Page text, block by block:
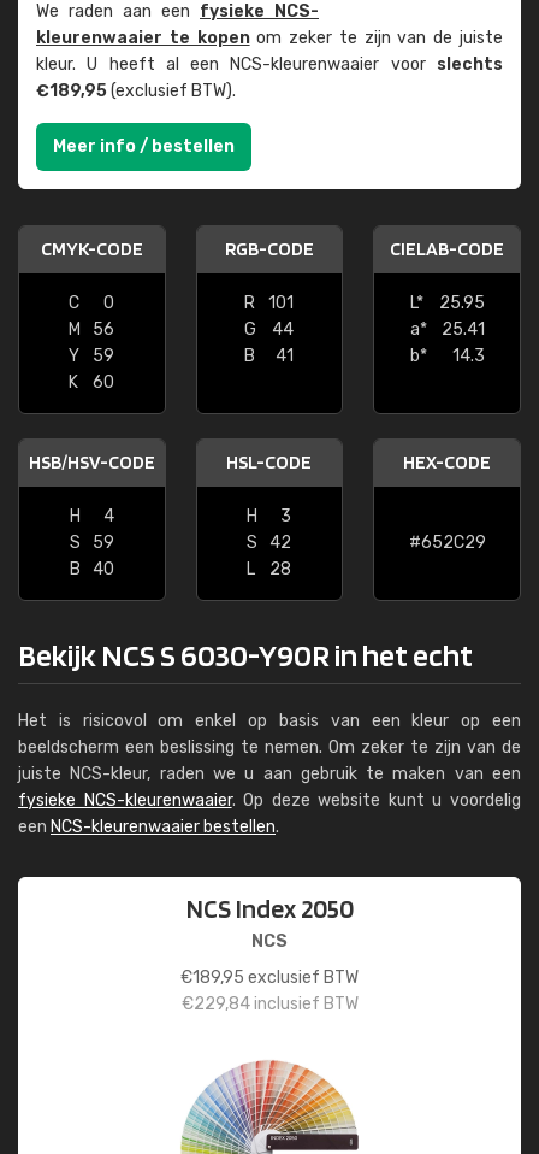
We raden aan een fysieke NCS-
kleuren­waaier te kopenom zeker te zijn van de juiste
kleur. U heeft al een NCS-kleuren­waaier voor slechts
€189,95(exclusief BTW).
Meer info / bestellen
CMYK-CODE
C
0
M
56
Y
59
K
60
RGB-CODE
R
101
G
44
B
41
CIELAB-CODE
L*
25.95
a*
25.41
b*
14.3
HSB/HSV-CODE
H
4
S
59
B
40
HSL-CODE
H
3
S
42
L
28
HEX-CODE
#652C29
Bekijk NCS S 6030-Y90R in het echt
Het is risicovol om enkel op basis van een kleur op een
beeldscherm een beslissing te nemen. Om zeker te zijn van de
juiste NCS-kleur, raden we u aan gebruik te maken van een
fysieke NCS-kleurenwaaier. Op deze website kunt u voordelig
een NCS-kleurenwaaier bestellen.
NCS Index 2050
NCS
€189,95 exclusief BTW
€229,84inclusief BTW